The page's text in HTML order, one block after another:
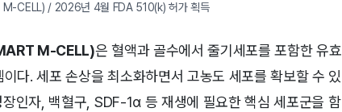
M-CELL) / 2026년 4월 FDA 510(k) 허가 획득
M-CELL)은 혈액과 골수에서 줄기세포를 포함한 유효
다. 세포 손상을 최소화하면서 고농도 세포를 확보할 수 있
인자, 백혈구, SDF-1α 등 재생에 필요한 핵심 세포군을 함